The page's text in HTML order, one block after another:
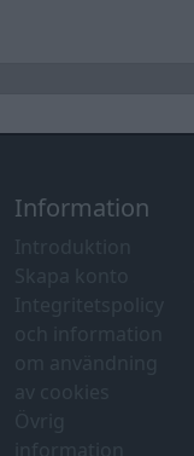
Information